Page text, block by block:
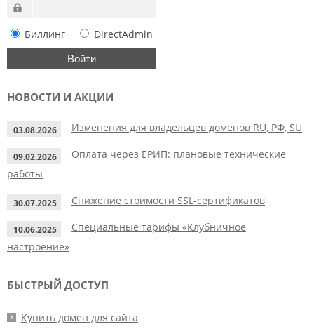
Биллинг DirectAdmin
НОВОСТИ И АКЦИИ
03.08.2026 Изменения для владельцев доменов RU, РФ, SU
09.02.2026
Оплата через ЕРИП: плановые технические
работы
30.07.2025 Снижение стоимости SSL-сертификатов
10.06.2025
Специальные тарифы «Клубничное
настроение»
БЫСТРЫЙ ДОСТУП
Купить домен для сайта